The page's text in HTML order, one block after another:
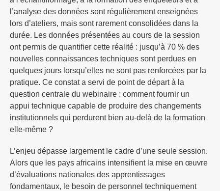
l’analyse des données sont régulièrement enseignées
lors d’ateliers, mais sont rarement consolidées dans la
durée. Les données présentées au cours de la session
ont permis de quantifier cette réalité : jusqu’à 70 % des
nouvelles connaissances techniques sont perdues en
quelques jours lorsqu’elles ne sont pas renforcées par la
pratique. Ce constat a servi de point de départ à la
question centrale du webinaire : comment fournir un
appui technique capable de produire des changements
institutionnels qui perdurent bien au-delà de la formation
elle-même ?
L’enjeu dépasse largement le cadre d’une seule session.
Alors que les pays africains intensifient la mise en œuvre
d’évaluations nationales des apprentissages
fondamentaux, le besoin de personnel techniquement